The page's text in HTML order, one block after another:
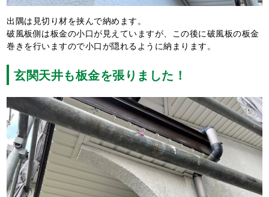
出隅は見切り材を挟んで納めます。
破風板側は板金の小口が見えていますが、この後に破風板の板金
巻きを行いますので小口が隠れるように納まります。
玄関天井も板金を張りました！